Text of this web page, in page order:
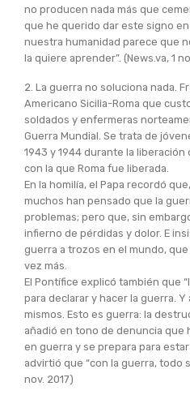
no producen nada más que
que he querido dar este signo
nuestra humanidad parece que
la quiere aprender”. (News.va, 1
2. La guerra no soluciona nada.
Americano Sicilia-Roma que
soldados y enfermeras
Guerra Mundial. Se trata de
1943 y 1944 durante la liberación
con la que Roma fue liberada.
En la homilía, el Papa recordó
muchos han pensado que la
problemas; pero que, sin
infierno de pérdidas y dolor. E
guerra a trozos en el mundo,
vez más.
El Pontífice explicó también que
para declarar y hacer la guerra.
mismos. Esto es guerra: la
añadió en tono de denuncia que
en guerra y se prepara para
advirtió que “con la guerra, todo
nov. 2017)